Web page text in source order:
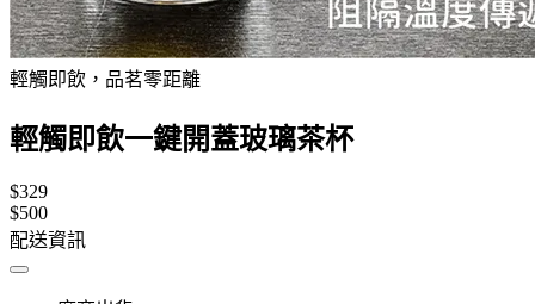
輕觸即飲，品茗零距離
輕觸即飲一鍵開蓋玻璃茶杯
$329
$500
配送資訊